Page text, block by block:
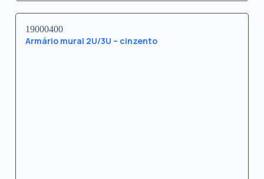
19000400
Armário mural 2U/3U – cinzento